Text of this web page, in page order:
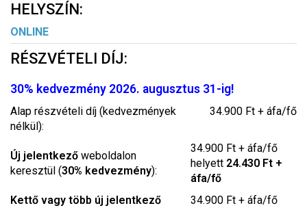
HELYSZÍN:
ONLINE
RÉSZVÉTELI DÍJ:
30% kedvezmény 2026. augusztus 31-ig!
Alap részvételi díj (kedvezmények
nélkül):
34.900 Ft + áfa/fő
Új jelentkező weboldalon
keresztül (30% kedvezmény):
34.900 Ft + áfa/fő
helyett 24.430 Ft +
áfa/fő
Kettő vagy több új jelentkező
34.900 Ft + áfa/fő